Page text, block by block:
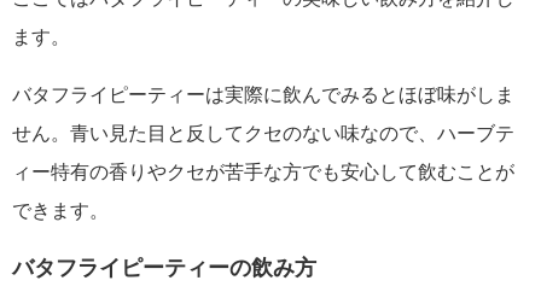
ます。
バタフライピーティーは実際に飲んでみるとほぼ味がしま
せん。青い見た目と反してクセのない味なので、ハーブテ
ィー特有の香りやクセが苦手な方でも安心して飲むことが
できます。
バタフライピーティーの飲み方